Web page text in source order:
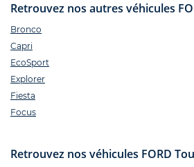
Retrouvez nos autres véhicules
Bronco
Capri
EcoSport
Explorer
Fiesta
Focus
Retrouvez nos véhicules FORD